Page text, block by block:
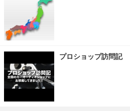
プロショップ訪問記